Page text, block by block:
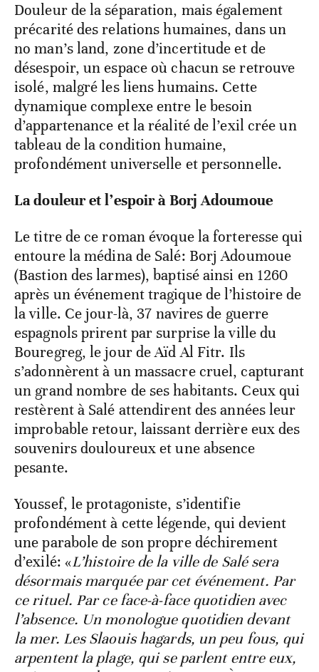
Douleur de la séparation, mais également
précarité des relations humaines, dans un
no man’s land, zone d’incertitude et de
désespoir, un espace où chacun se retrouve
isolé, malgré les liens humains. Cette
dynamique complexe entre le besoin
d’appartenance et la réalité de l’exil crée un
tableau de la condition humaine,
profondément universelle et personnelle.
La douleur et l’espoir à Borj Adoumoue
Le titre de ce roman évoque la forteresse qui
entoure la médina de Salé: Borj Adoumoue
(Bastion des larmes), baptisé ainsi en 1260
après un événement tragique de l’histoire de
la ville. Ce jour-là, 37 navires de guerre
espagnols prirent par surprise la ville du
Bouregreg, le jour de Aïd Al Fitr. Ils
s’adonnèrent à un massacre cruel, capturant
un grand nombre de ses habitants. Ceux qui
restèrent à Salé attendirent des années leur
improbable retour, laissant derrière eux des
souvenirs douloureux et une absence
pesante.
Youssef, le protagoniste, s’identifie
profondément à cette légende, qui devient
une parabole de son propre déchirement
d’exilé: «L’histoire de la ville de Salé sera
désormais marquée par cet événement. Par
ce rituel. Par ce face-à-face quotidien avec
l’absence. Un monologue quotidien devant
la mer. Les Slaouis hagards, un peu fous, qui
arpentent la plage, qui se parlent entre eux,